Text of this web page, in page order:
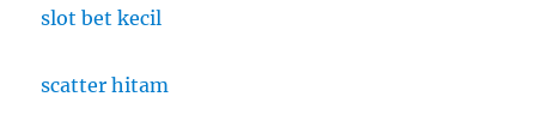
slot bet kecil
scatter hitam